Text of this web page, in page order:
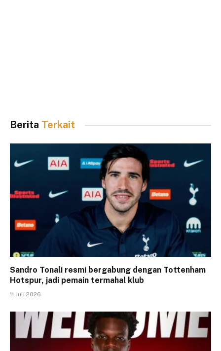
Berita Terkait
Sandro Tonali resmi bergabung dengan Tottenham
Hotspur, jadi pemain termahal klub
11 Juli 2026